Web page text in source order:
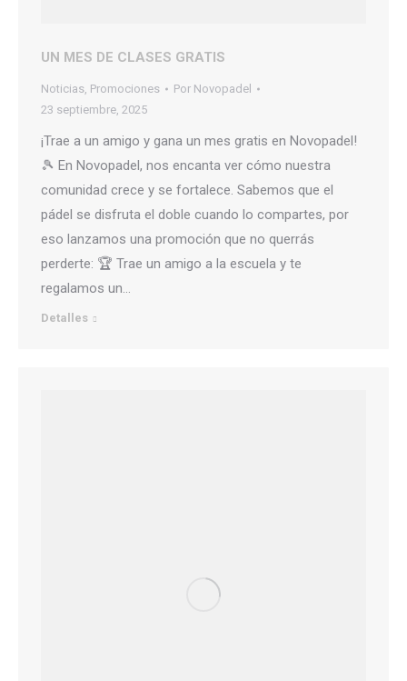
UN MES DE CLASES GRATIS
Noticias, Promociones Por Novopadel
23 septiembre, 2025
¡Trae a un amigo y gana un mes gratis en Novopadel!
🎾 En Novopadel, nos encanta ver cómo nuestra
comunidad crece y se fortalece. Sabemos que el
pádel se disfruta el doble cuando lo compartes, por
eso lanzamos una promoción que no querrás
perderte: 🏆 Trae un amigo a la escuela y te
regalamos un…
Detalles